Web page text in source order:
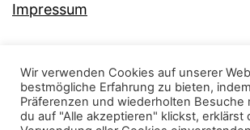
Impressum
Wir verwenden Cookies auf unserer
bestmögliche Erfahrung zu bieten,
Präferenzen und wiederholten Besuche
du auf "Alle akzeptieren" klickst, erklärst